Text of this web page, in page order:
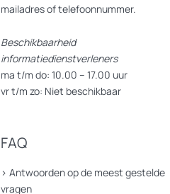
mailadres of telefoonnummer.
Beschikbaarheid
informatiedienstverleners
ma t/m do: 10.00 – 17.00 uur
vr t/m zo: Niet beschikbaar
FAQ
> Antwoorden op de meest gestelde
vragen